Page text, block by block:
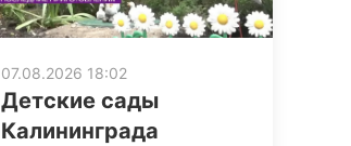
07.08.2026 18:02
Детские сады
Калининграда